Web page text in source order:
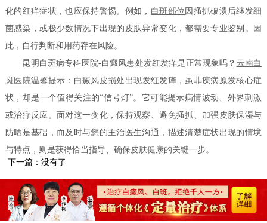
化的红痒症状，也应保持警惕。例如， 白斑部位 因搔抓破溃后继发细
菌感染，或极少数情况下出现的皮肤异常变化，都需要专业鉴别。因
此，自行判断和用药存在风险。
昆明白斑病专科医院-白癜风患处发红发痒是正常现象吗？ 云南白
斑医院温馨提示：白癜风皮损处出现发红发痒，虽非疾病原发核心症
状，却是一个值得关注的“信号灯”。它可能提示病情波动、外界刺激
或治疗反应。面对这一变化，保持观察、避免搔抓、加强皮肤保湿与
防晒是基础，而及时与您的主治医生沟通，描述清楚症状出现的情境
与特点，则是获得恰当指导、确保皮肤健康的关键一步。
下一篇：没有了